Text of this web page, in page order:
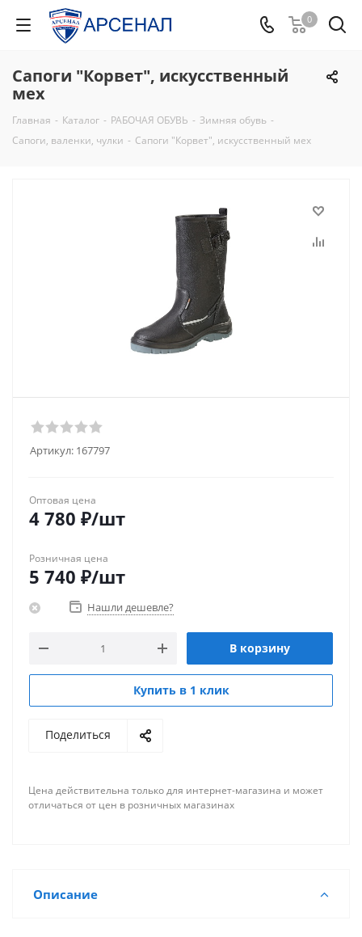
0
Сапоги "Корвет", искусственный
мех
Главная - Каталог - РАБОЧАЯ ОБУВЬ - Зимняя обувь -
Сапоги, валенки, чулки - Сапоги "Корвет", искусственный мех
Артикул: 167797
Оптовая цена
4 780 ₽/шт
Розничная цена
5 740 ₽/шт
Нашли дешевле?
В корзину
Купить в 1 клик
Поделиться
Цена действительна только для интернет-магазина и может
отличаться от цен в розничных магазинах
Описание